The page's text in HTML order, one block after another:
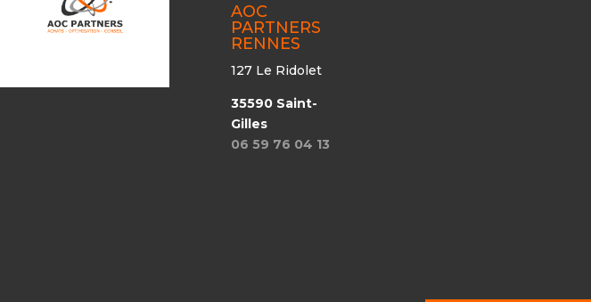
AOC
PARTNERS
RENNES
127 Le Ridolet
35590 Saint-
Gilles
06 59 76 04 13